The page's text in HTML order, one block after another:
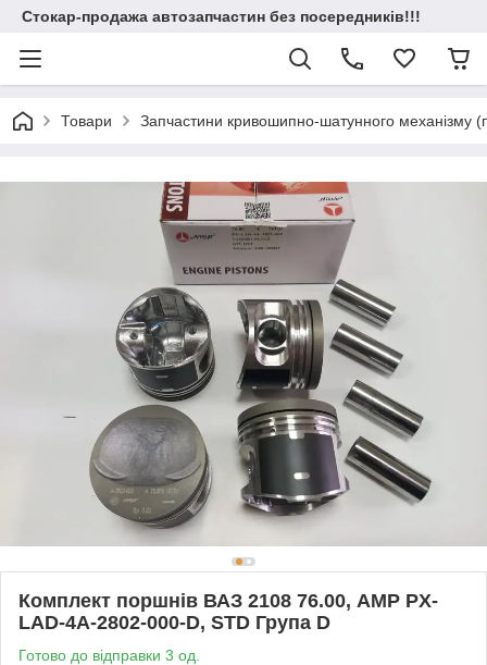
Стокар-продажа автозапчастин без посередників!!!
Товари Запчастини кривошипно-шатунного механізму
Комплект поршнів ВАЗ 2108 76.00, AMP PX-
LAD-4A-2802-000-D, STD Група D
Готово до відправки 3 од.